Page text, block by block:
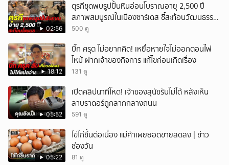
02:56
ตุรกีขุดพบรูปปั้นหินอ่อนโบราณอายุ 2,500 ปี
สภาพสมบูรณ์ในเมืองซาร์เดส ชี้สะท้อนวัฒนธรรม
ลิเดีย
500 ดู
18:12
บิ๊ก ศรุต ไม่อยากคิด! เหยื่อหายใจไม่ออกตอนไฟ
ไหม้ ฝากเจ้าของกิจการ แก้ไขก่อนเกิดเรื่อง
131 ดู
05:52
เปิดคลิปนาทีโหด! เจ้าของสุนัขรับไม่ได้ หลังเห็น
ลาบราดอร์ถูกลากกลางถนน
591 ดู
05:22
ไข่ไก่ขึ้นต่อเนื่อง แม่ค้าเผยยอดขายลดลง | ข่าว
ช่องวัน
81 ดู